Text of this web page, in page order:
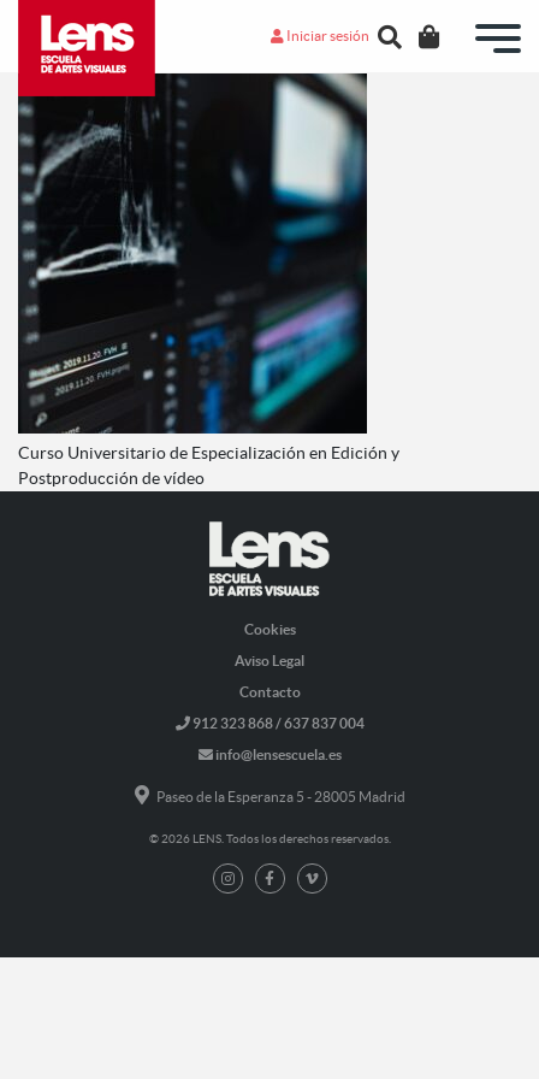
Iniciar sesión
Curso Universitario de Especialización en Edición y
Postproducción de vídeo
Cookies
Aviso Legal
Contacto
912 323 868 / 637 837 004
info@lensescuela.es
Paseo de la Esperanza 5 - 28005 Madrid
© 2026 LENS. Todos los derechos reservados.